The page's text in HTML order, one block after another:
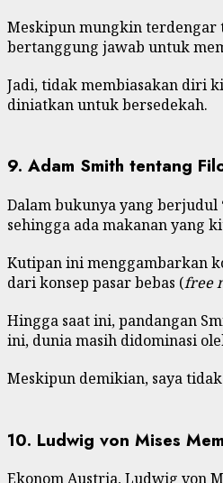
Meskipun mungkin terdengar
bertanggung jawab untuk
Jadi, tidak membiasakan diri
diniatkan untuk bersedekah.
9. Adam Smith tentang
Dalam bukunya yang berjudul
sehingga ada makanan yang
Kutipan ini menggambarkan
dari konsep pasar bebas (free
Hingga saat ini, pandangan
ini, dunia masih didominasi
Meskipun demikian, saya
10. Ludwig von Mises
Ekonom Austria, Ludwig von